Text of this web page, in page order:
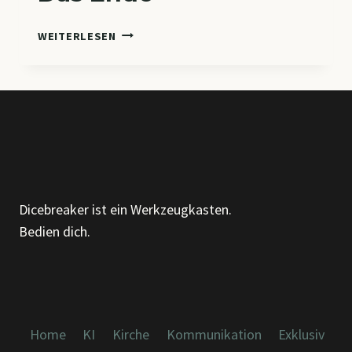
WEITERLESEN DAS
Dicebreaker ist ein Werkzeugkasten.
Bedien dich.
Home KI Kirche Kommunikation Exklusiv